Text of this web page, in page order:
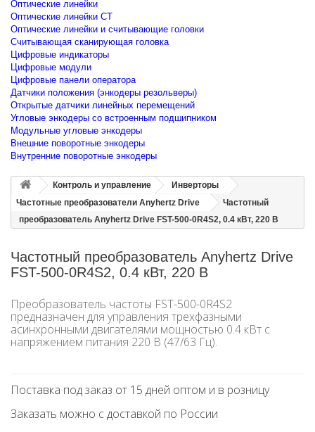
Оптические линейки
Оптические линейки CT
Оптические линейки и считывающие головки
Считывающая сканирующая головка
Цифровые индикаторы
Цифровые модули
Цифровые панели оператора
Датчики положения (энкодеры резольверы)
Открытые датчики линейных перемещений
Угловые энкодеры со встроенным подшипником
Модульные угловые энкодеры
Внешние поворотные энкодеры
Внутренние поворотные энкодеры
Контроль и управление
Инверторы
Частотные преобразователи Anyhertz Drive
Частотный
преобразователь Anyhertz Drive FST-500-0R4S2, 0.4 кВт, 220 В
Частотный преобразователь Anyhertz Drive
FST-500-0R4S2, 0.4 кВт, 220 В
Преобразователь частоты FST-500-0R4S2
предназначен для управления трехфазными
асинхронными двигателями мощностью 0.4 кВт с
напряжением питания 220 В (47/63 Гц).
Поставка под заказ от 15 дней оптом и в розницу
Заказать можно с доставкой по России